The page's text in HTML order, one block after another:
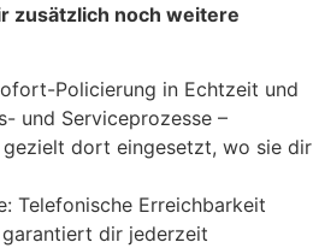
zusätzlich noch weitere
Policierung in Echtzeit und
und Serviceprozesse –
dort eingesetzt, wo sie dir
Telefonische Erreichbarkeit
dir jederzeit